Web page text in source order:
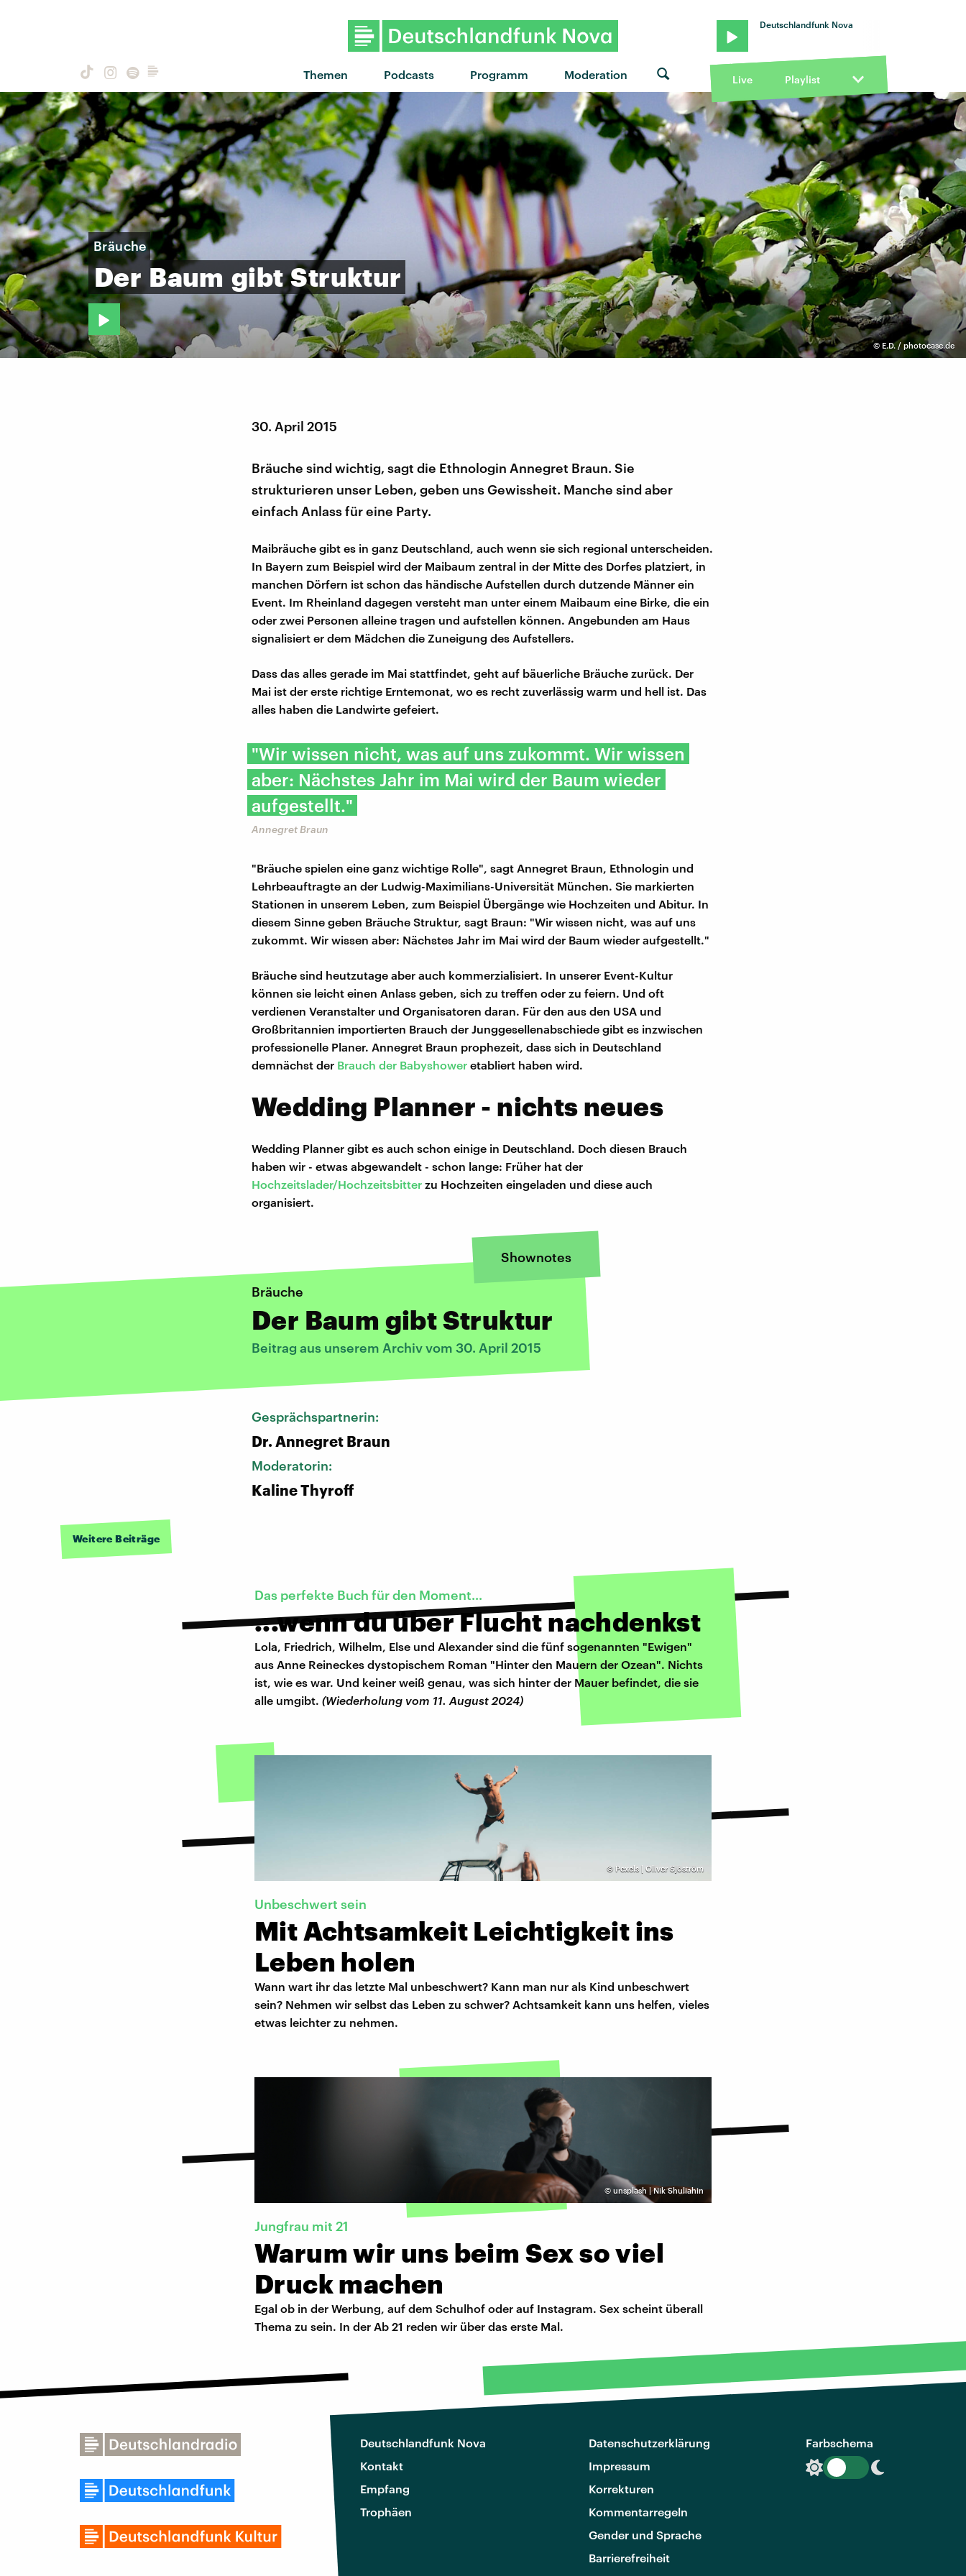
Themen Podcasts Programm Moderation
Deutschlandfunk Nova
Live Playlist
© E.D. / photocase.de
Bräuche
Der Baum gibt Struktur
30. April 2015
Bräuche sind wichtig, sagt die Ethnologin Annegret Braun. Sie
strukturieren unser Leben, geben uns Gewissheit. Manche sind aber
einfach Anlass für eine Party.
Maibräuche gibt es in ganz Deutschland, auch wenn sie sich regional unterscheiden.
In Bayern zum Beispiel wird der Maibaum zentral in der Mitte des Dorfes platziert, in
manchen Dörfern ist schon das händische Aufstellen durch dutzende Männer ein
Event. Im Rheinland dagegen versteht man unter einem Maibaum eine Birke, die ein
oder zwei Personen alleine tragen und aufstellen können. Angebunden am Haus
signalisiert er dem Mädchen die Zuneigung des Aufstellers.
Dass das alles gerade im Mai stattfindet, geht auf bäuerliche Bräuche zurück. Der
Mai ist der erste richtige Erntemonat, wo es recht zuverlässig warm und hell ist. Das
alles haben die Landwirte gefeiert.
"Wir wissen nicht, was auf uns zukommt. Wir wissen
aber: Nächstes Jahr im Mai wird der Baum wieder
aufgestellt."
Annegret Braun
"Bräuche spielen eine ganz wichtige Rolle", sagt Annegret Braun, Ethnologin und
Lehrbeauftragte an der Ludwig-Maximilians-Universität München. Sie markierten
Stationen in unserem Leben, zum Beispiel Übergänge wie Hochzeiten und Abitur. In
diesem Sinne geben Bräuche Struktur, sagt Braun: "Wir wissen nicht, was auf uns
zukommt. Wir wissen aber: Nächstes Jahr im Mai wird der Baum wieder aufgestellt."
Bräuche sind heutzutage aber auch kommerzialisiert. In unserer Event-Kultur
können sie leicht einen Anlass geben, sich zu treffen oder zu feiern. Und oft
verdienen Veranstalter und Organisatoren daran. Für den aus den USA und
Großbritannien importierten Brauch der Junggesellenabschiede gibt es inzwischen
professionelle Planer. Annegret Braun prophezeit, dass sich in Deutschland
demnächst der Brauch der Babyshower etabliert haben wird.
Wedding Planner - nichts neues
Wedding Planner gibt es auch schon einige in Deutschland. Doch diesen Brauch
haben wir - etwas abgewandelt - schon lange: Früher hat der
Hochzeitslader/Hochzeitsbitter zu Hochzeiten eingeladen und diese auch
organisiert.
Shownotes
Bräuche
Der Baum gibt Struktur
Beitrag aus unserem Archiv vom 30. April 2015
Gesprächspartnerin:
Dr. Annegret Braun
Moderatorin:
Kaline Thyroff
Weitere Beiträge
Das perfekte Buch für den Moment...
...wenn du über Flucht nachdenkst
Lola, Friedrich, Wilhelm, Else und Alexander sind die fünf sogenannten "Ewigen"
aus Anne Reineckes dystopischem Roman "Hinter den Mauern der Ozean". Nichts
ist, wie es war. Und keiner weiß genau, was sich hinter der Mauer befindet, die sie
alle umgibt. (Wiederholung vom 11. August 2024)
© Pexels | Oliver Sjöström
Unbeschwert sein
Mit Achtsamkeit Leichtigkeit ins
Leben holen
Wann wart ihr das letzte Mal unbeschwert? Kann man nur als Kind unbeschwert
sein? Nehmen wir selbst das Leben zu schwer? Achtsamkeit kann uns helfen, vieles
etwas leichter zu nehmen.
© unsplash | Nik Shuliahin
Jungfrau mit 21
Warum wir uns beim Sex so viel
Druck machen
Egal ob in der Werbung, auf dem Schulhof oder auf Instagram. Sex scheint überall
Thema zu sein. In der Ab 21 reden wir über das erste Mal.
Deutschlandfunk Nova
Kontakt
Empfang
Trophäen
Datenschutzerklärung
Impressum
Korrekturen
Kommentarregeln
Gender und Sprache
Barrierefreiheit
Farbschema